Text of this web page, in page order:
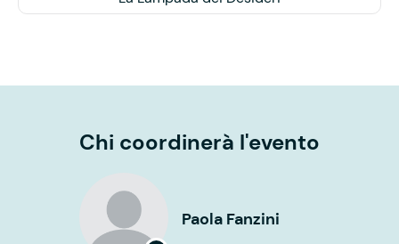
Chi coordinerà l'evento
Paola Fanzini